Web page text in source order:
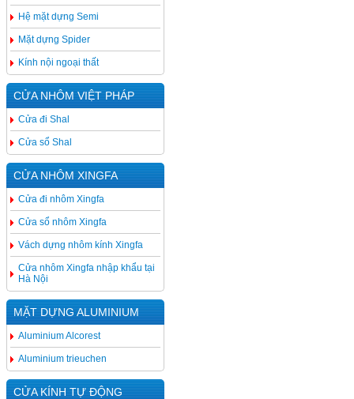
Hệ mặt dựng Semi
Mặt dựng Spider
Kính nội ngoại thất
CỬA NHÔM VIỆT PHÁP
Cửa đi Shal
Cửa sổ Shal
CỬA NHÔM XINGFA
Cửa đi nhôm Xingfa
Cửa sổ nhôm Xingfa
Vách dựng nhôm kính Xingfa
Cửa nhôm Xingfa nhập khẩu tại
Hà Nội
MẶT DỰNG ALUMINIUM
Aluminium Alcorest
Aluminium trieuchen
CỬA KÍNH TỰ ĐỘNG